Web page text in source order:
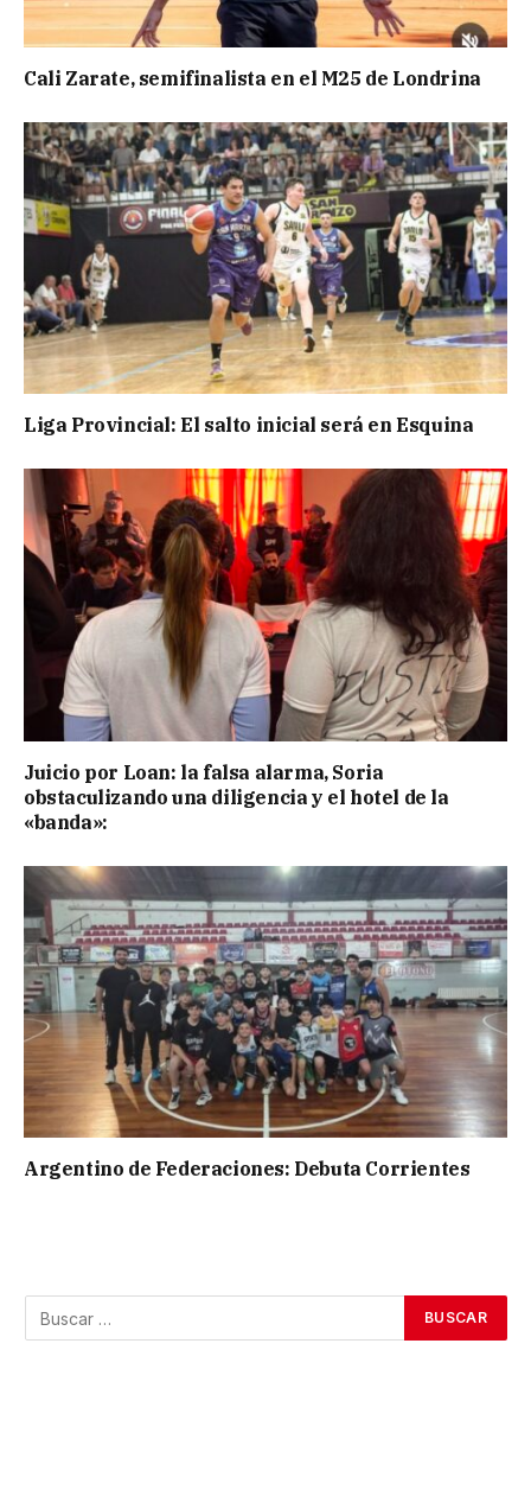
Cali Zarate, semifinalista en el M25 de Londrina
Liga Provincial: El salto inicial será en Esquina
Juicio por Loan: la falsa alarma, Soria
obstaculizando una diligencia y el hotel de la
«banda»:
Argentino de Federaciones: Debuta Corrientes